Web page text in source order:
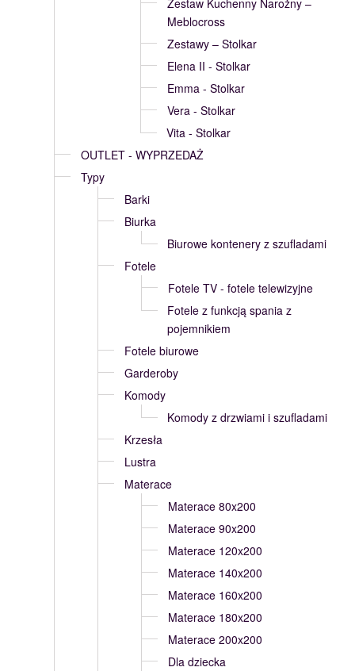
Zestaw Kuchenny Narożny –
Meblocross
Zestawy – Stolkar
Elena II - Stolkar
Emma - Stolkar
Vera - Stolkar
Vita - Stolkar
OUTLET - WYPRZEDAŻ
Typy
Barki
Biurka
Biurowe kontenery z szufladami
Fotele
Fotele TV - fotele telewizyjne
Fotele z funkcją spania z
pojemnikiem
Fotele biurowe
Garderoby
Komody
Komody z drzwiami i szufladami
Krzesła
Lustra
Materace
Materace 80x200
Materace 90x200
Materace 120x200
Materace 140x200
Materace 160x200
Materace 180x200
Materace 200x200
Dla dziecka